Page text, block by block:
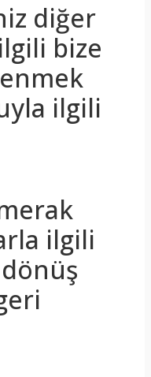
diğer
bize
ilgili
ilgili